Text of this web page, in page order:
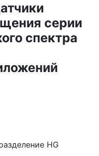
серии
спектра